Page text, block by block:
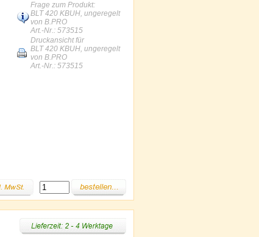
Frage zum Produkt:
BLT 420 KBUH, ungeregelt
von B.PRO
Art.-Nr.: 573515
Druckansicht für
BLT 420 KBUH, ungeregelt
von B.PRO
Art.-Nr.: 573515